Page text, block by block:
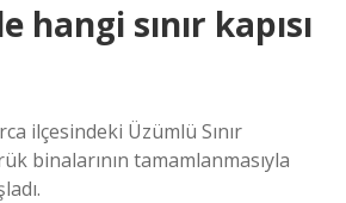
hangi sınır kapısı
ilçesindeki Üzümlü Sınır
binalarının tamamlanmasıyla